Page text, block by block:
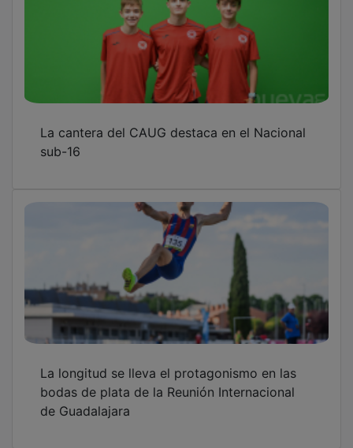
La cantera del CAUG destaca en el Nacional
sub-16
La longitud se lleva el protagonismo en las
bodas de plata de la Reunión Internacional
de Guadalajara